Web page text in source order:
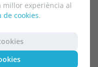
millor experiència al
de cookies.